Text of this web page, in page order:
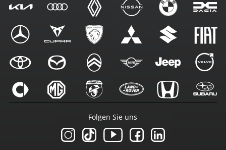
Folgen Sie uns